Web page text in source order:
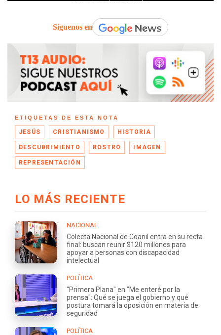
Síguenos en
ETIQUETAS DE ESTA NOTA
JESÚS CRISTIANISMO HISTORIA
DESCUBRIMIENTO ROSTRO IMAGEN
REPRESENTACIÓN
LO MÁS RECIENTE
NACIONAL
Colecta Nacional de Coanil entra en su recta
final: buscan reunir $120 millones para
apoyar a personas con discapacidad
intelectual
POLÍTICA
"Primera Plana" en "Me enteré por la
prensa": Qué se juega el gobierno y qué
postura tomará la oposición en materia de
seguridad
POLÍTICA